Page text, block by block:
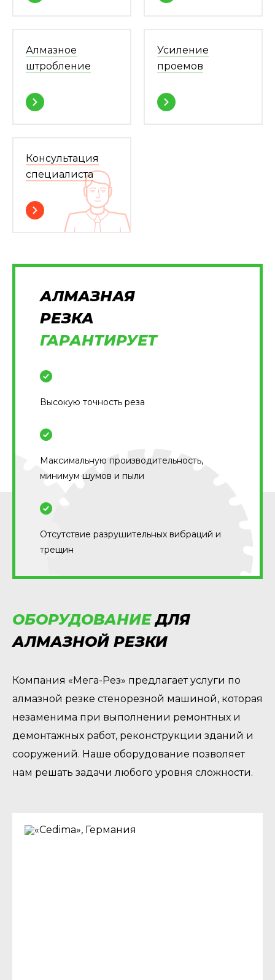
Алмазное
штробление
Усиление
проемов
Консультация
специалиста
АЛМАЗНАЯ
РЕЗКА
ГАРАНТИРУЕТ
Высокую точность реза
Максимальную производительность,
минимум шумов и пыли
Отсутствие разрушительных вибраций и
трещин
ОБОРУДОВАНИЕДЛЯ
АЛМАЗНОЙ РЕЗКИ
Компания «Мега-Рез» предлагает услуги по
алмазной резке стенорезной машиной, которая
незаменима при выполнении ремонтных и
демонтажных работ, реконструкции зданий и
сооружений. Наше оборудование позволяет
нам решать задачи любого уровня сложности.